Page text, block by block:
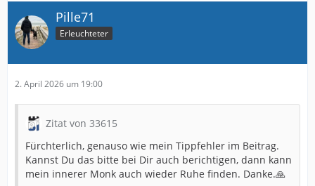
Pille71
Erleuchteter
2. April 2026 um 19:00
Zitat von 33615
Fürchterlich, genauso wie mein Tippfehler im Beitrag.
Kannst Du das bitte bei Dir auch berichtigen, dann kann
mein innerer Monk auch wieder Ruhe finden. Danke.🙏